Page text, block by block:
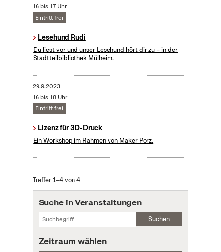
16 bis 17 Uhr
Eintritt frei
Lesehund Rudi
Du liest vor und unser Lesehund hört dir zu – in der
Stadtteilbibliothek Mülheim.
29.9.2023
16 bis 18 Uhr
Eintritt frei
Lizenz für 3D-Druck
Ein Workshop im Rahmen von Maker Porz.
Treffer 1–4 von 4
Suche in Veranstaltungen
Suchen
Zeitraum wählen